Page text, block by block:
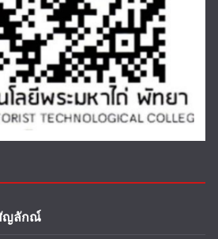
ญลักณ์